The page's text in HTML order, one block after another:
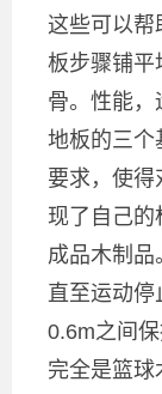
这些可以帮
板步骤铺平
骨。性能，
地板的三个
要求，使得
现了自己的
成品木制品
直至运动停
0.6m之间
完全是篮球